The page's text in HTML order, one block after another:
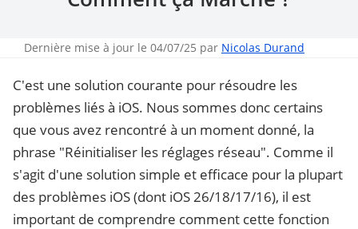
Dernière mise à jour le 04/07/25 par Nicolas Durand
C'est une solution courante pour résoudre les
problèmes liés à iOS. Nous sommes donc certains
que vous avez rencontré à un moment donné, la
phrase "Réinitialiser les réglages réseau". Comme il
s'agit d'une solution simple et efficace pour la plupart
des problèmes iOS (dont iOS 26/18/17/16), il est
important de comprendre comment cette fonction